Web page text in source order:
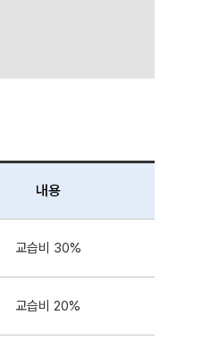
내용
교습비 30%
교습비 20%